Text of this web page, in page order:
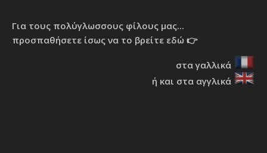
Για τους πολύγλωσσους φίλους μας...
προσπαθήσετε ίσως να το βρείτε εδώ 👉
στα γαλλικά
ή και στα αγγλικά